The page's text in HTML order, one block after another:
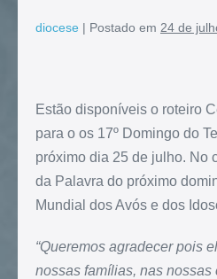
diocese | Postado em 24 de
Estão disponíveis o roteiro
para o os 17º Domingo do
próximo dia 25 de julho. No
da Palavra do próximo
Mundial dos Avós e dos
“Queremos agradecer pois
nossas famílias, nas nossas